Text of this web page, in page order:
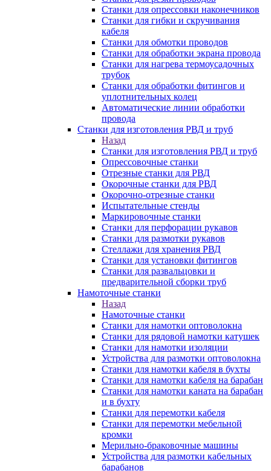
Станки для опрессовки наконечников
Станки для гибки и скручивания
кабеля
Станки для обмотки проводов
Станки для обработки экрана провода
Станки для нагрева термоусадочных
трубок
Станки для обработки фитингов и
уплотнительных колец
Автоматические линии обработки
провода
Станки для изготовления РВД и труб
Назад
Станки для изготовления РВД и труб
Опрессовочные станки
Отрезные станки для РВД
Окорочные станки для РВД
Окорочно-отрезные станки
Испытательные стенды
Маркировочные станки
Станки для перфорации рукавов
Станки для размотки рукавов
Стеллажи для хранения РВД
Станки для установки фитингов
Станки для развальцовки и
предварительной сборки труб
Намоточные станки
Назад
Намоточные станки
Станки для намотки оптоволокна
Станки для рядовой намотки катушек
Станки для намотки изоляции
Устройства для размотки оптоволокна
Станки для намотки кабеля в бухты
Станки для намотки кабеля на барабан
Станки для намотки каната на барабан
и в бухту
Станки для перемотки кабеля
Станки для перемотки мебельной
кромки
Мерильно-браковочные машины
Устройства для размотки кабельных
барабанов